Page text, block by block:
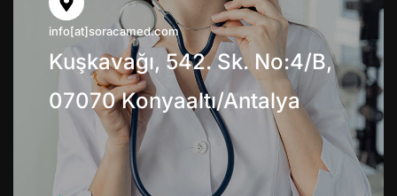
info[at]soracamed.com
Kuşkavağı, 542. Sk. No:4/B,
07070 Konyaaltı/Antalya